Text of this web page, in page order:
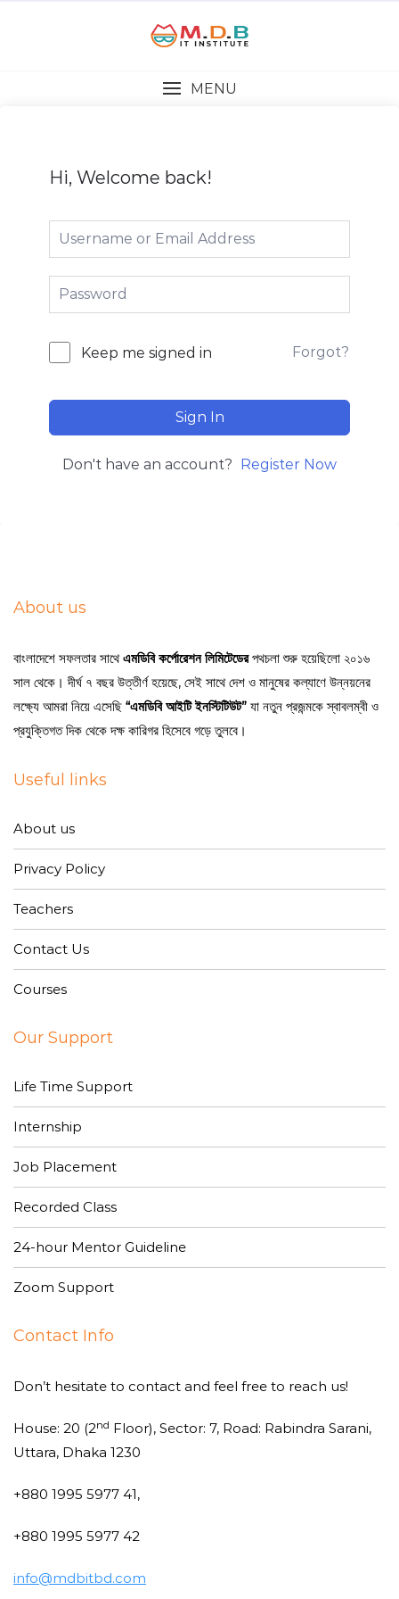
MENU
Hi, Welcome back!
Keep me signed in Forgot?
Sign In
Don't have an account? Register Now
About us
বাংলাদেশে সফলতার সাথেএমডিবি কর্পোরেশন লিমিটেডেরপথচলা শুরু হয়েছিলো ২০১৬
সাল থেকে। দীর্ঘ ৭ বছর উত্তীর্ণ হয়েছে, সেই সাথে দেশ ও মানুষের কল্যাণে উন্নয়নের
লক্ষ্যে আমরা নিয়ে এসেছি “এমডিবি আইটি ইনস্টিটিউট” যা নতুন প্রজন্মকে স্বাবলম্বী ও
প্রযুক্তিগত দিক থেকে দক্ষ কারিগর হিসেবে গড়ে তুলবে।
Useful links
About us
Privacy Policy
Teachers
Contact Us
Courses
Our Support
Life Time Support
Internship
Job Placement
Recorded Class
24-hour Mentor Guideline
Zoom Support
Contact Info
Don’t hesitate to contact and feel free to reach us!
House: 20 (2nd Floor), Sector: 7, Road: Rabindra Sarani,
Uttara, Dhaka 1230
+880 1995 5977 41,
+880 1995 5977 42
info@mdbitbd.com